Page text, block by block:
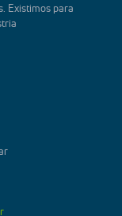
Existimos para